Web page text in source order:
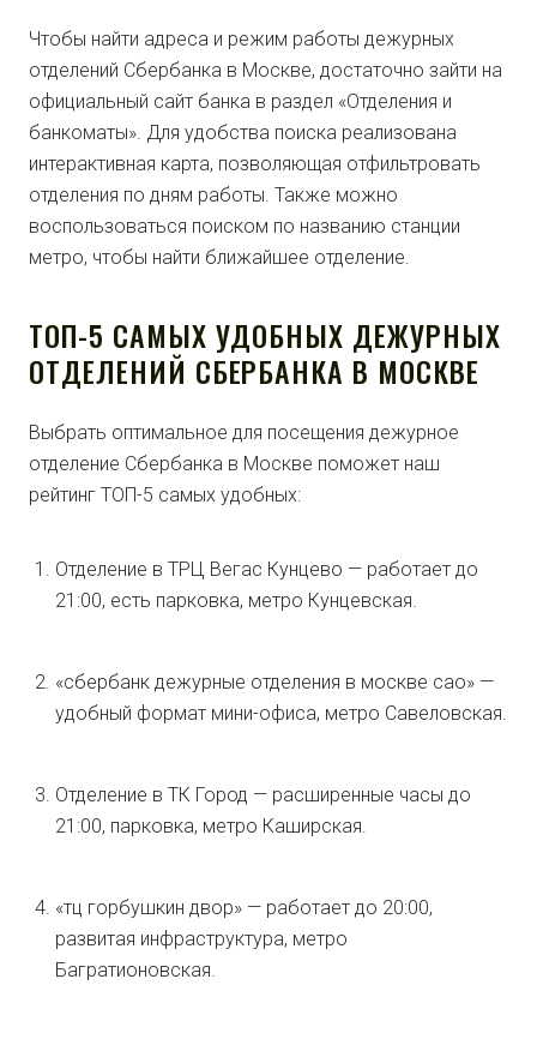
Чтобы найти адреса и режим работы дежурных
отделений Сбербанка в Москве, достаточно зайти на
официальный сайт банка в раздел «Отделения и
банкоматы». Для удобства поиска реализована
интерактивная карта, позволяющая отфильтровать
отделения по дням работы. Также можно
воспользоваться поиском по названию станции
метро, чтобы найти ближайшее отделение.
ТОП-5 САМЫХ УДОБНЫХ ДЕЖУРНЫХ
ОТДЕЛЕНИЙ СБЕРБАНКА В МОСКВЕ
Выбрать оптимальное для посещения дежурное
отделение Сбербанка в Москве поможет наш
рейтинг ТОП-5 самых удобных:
Отделение в ТРЦ Вегас Кунцево — работает до
21:00, есть парковка, метро Кунцевская.
«сбербанк дежурные отделения в москве сао» —
удобный формат мини-офиса, метро Савеловская.
Отделение в ТК Город — расширенные часы до
21:00, парковка, метро Каширская.
«тц горбушкин двор» — работает до 20:00,
развитая инфраструктура, метро
Багратионовская.